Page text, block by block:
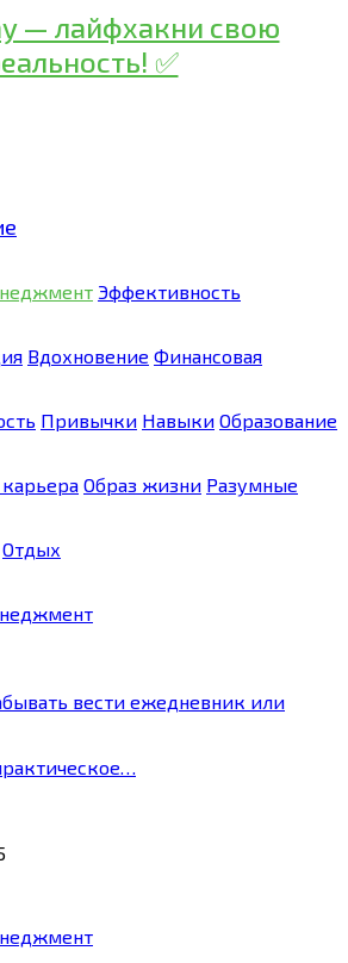
Эффективность
Вдохновение Финансовая
Привычки Навыки Образование
Образ жизни Разумные
Отдых
вести ежедневник или